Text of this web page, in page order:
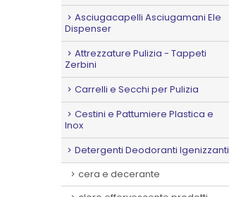
Asciugacapelli Asciugamani Ele
Dispenser
Attrezzature Pulizia - Tappeti
Zerbini
Carrelli e Secchi per Pulizia
Cestini e Pattumiere Plastica e
Inox
Detergenti Deodoranti Igenizzanti
cera e decerante